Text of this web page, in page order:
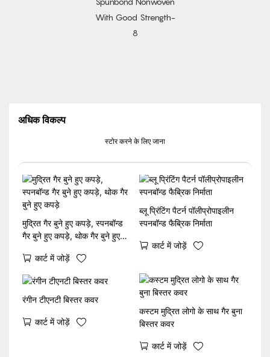
अधिक विकल्प
स्टोर करने के लिए जाना
मुद्रित गैर बुने हुए कपड़े, स्पनबॉन्ड
गैर बुने हुए कपड़े, थोक गैर बुने हुए
कार्ट में जोड़ें
ब्लू प्रिंटिंग पैटर्न पॉलीप्रोपाइलीन
स्पनबॉन्ड फैब्रिक निर्माता
कार्ट में जोड़ें
रंगीन टीएनटी बिस्तर कवर
कार्ट में जोड़ें
कस्टम मुद्रित लोगो के साथ गैर बुना
बिस्तर कवर
कार्ट में जोड़ें